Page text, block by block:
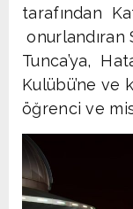
tarafından
onurlandıran
Tunca’ya,
Kulübü’ne ve
öğrenci ve